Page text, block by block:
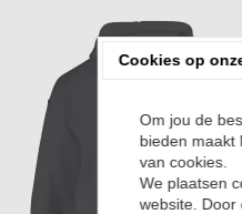
Cookies op
Om jou de
bieden maakt
van cookies.
We plaatsen
website. Door